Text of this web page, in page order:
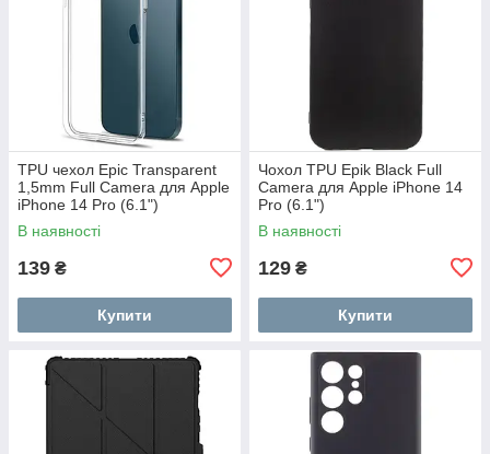
TPU чехол Epic Transparent
1,5mm Full Camera для Apple
iPhone 14 Pro (6.1")
В наявності
139 ₴
Купити
Чохол TPU Epik Black Full
Camera для Apple iPhone 14
Pro (6.1")
В наявності
129 ₴
Купити